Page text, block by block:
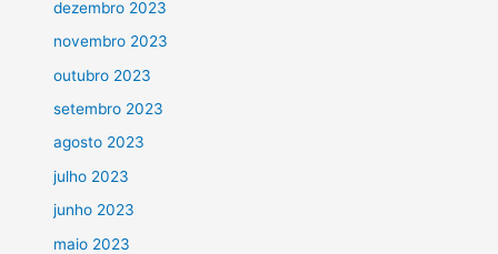
dezembro 2023
novembro 2023
outubro 2023
setembro 2023
agosto 2023
julho 2023
junho 2023
maio 2023